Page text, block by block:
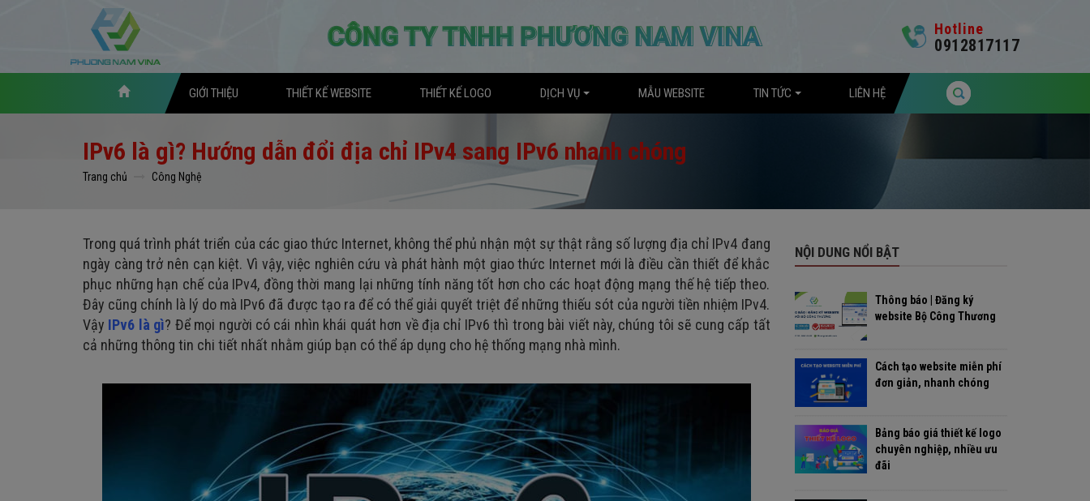
Hotline
0912817117
GIỚI THIỆU THIẾT KẾ WEBSITE THIẾT KẾ LOGO DỊCH VỤ MẪU WEBSITE TIN TỨC LIÊN HỆ
IPv6 là gì? Hướng dẫn đổi địa chỉ IPv4 sang IPv6 nhanh chóng
Trang chủ Công Nghệ
Trong quá trình phát triển của các giao thức Internet, không thể phủ nhận một sự thật rằng số lượng địa chỉ IPv4 đang
ngày càng trở nên cạn kiệt. Vì vậy, việc nghiên cứu và phát hành một giao thức Internet mới là điều cần thiết để khắc
phục những hạn chế của IPv4, đồng thời mang lại những tính năng tốt hơn cho các hoạt động mạng thế hệ tiếp theo.
Đây cũng chính là lý do mà IPv6 đã được tạo ra để có thể giải quyết triệt để những thiếu sót của người tiền nhiệm IPv4.
Vậy IPv6 là gì? Để mọi người có cái nhìn khái quát hơn về địa chỉ IPv6 thì trong bài viết này, chúng tôi sẽ cung cấp tất
cả những thông tin chi tiết nhất nhằm giúp bạn có thể áp dụng cho hệ thống mạng nhà mình.
NỘI DUNG NỔI BẬT
Thông báo | Đăng ký
website Bộ Công Thương
Cách tạo website miễn phí
đơn giản, nhanh chóng
Bảng báo giá thiết kế logo
chuyên nghiệp, nhiều ưu
đãi